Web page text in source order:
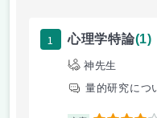
1 心理学特論(1)
神先生
量的研究につ